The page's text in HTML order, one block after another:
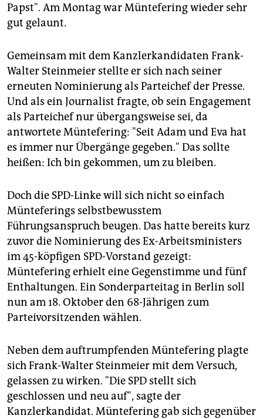
Papst". Am Montag war Müntefering wieder sehr
gut gelaunt.
Gemeinsam mit dem Kanzlerkandidaten Frank-
Walter Steinmeier stellte er sich nach seiner
erneuten Nominierung als Parteichef der Presse.
Und als ein Journalist fragte, ob sein Engagement
als Parteichef nur übergangsweise sei, da
antwortete Müntefering: "Seit Adam und Eva hat
es immer nur Übergänge gegeben." Das sollte
heißen: Ich bin gekommen, um zu bleiben.
Doch die SPD-Linke will sich nicht so einfach
Münteferings selbstbewusstem
Führungsanspruch beugen. Das hatte bereits kurz
zuvor die Nominierung des Ex-Arbeitsministers
im 45-köpfigen SPD-Vorstand gezeigt:
Müntefering erhielt eine Gegenstimme und fünf
Enthaltungen. Ein Sonderparteitag in Berlin soll
nun am 18. Oktober den 68-Jährigen zum
Parteivorsitzenden wählen.
Neben dem auftrumpfenden Müntefering plagte
sich Frank-Walter Steinmeier mit dem Versuch,
gelassen zu wirken. "Die SPD stellt sich
geschlossen und neu auf", sagte der
Kanzlerkandidat. Müntefering gab sich gegenüber